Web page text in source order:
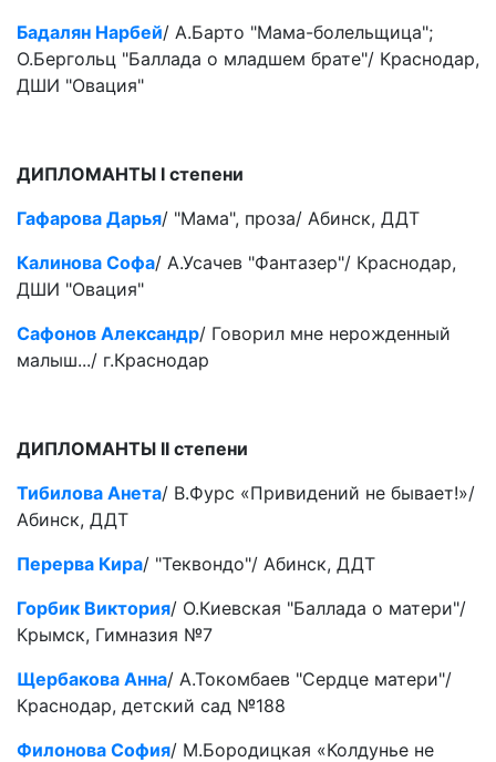
Бадалян Нарбей/ А.Барто "Мама-болельщица";
О.Бергольц "Баллада о младшем брате"/ Краснодар,
ДШИ "Овация"
ДИПЛОМАНТЫ I степени
Гафарова Дарья/ "Мама", проза/ Абинск, ДДТ
Калинова Софа/ А.Усачев "Фантазер"/ Краснодар,
ДШИ "Овация"
Сафонов Александр/ Говорил мне нерожденный
малыш.../ г.Краснодар
ДИПЛОМАНТЫ II степени
Тибилова Анета/ В.Фурс «Привидений не бывает!»/
Абинск, ДДТ
Перерва Кира/ "Теквондо"/ Абинск, ДДТ
Горбик Виктория/ О.Киевская "Баллада о матери"/
Крымск, Гимназия №7
Щербакова Анна/ А.Токомбаев "Сердце матери"/
Краснодар, детский сад №188
Филонова София/ М.Бородицкая «Колдунье не